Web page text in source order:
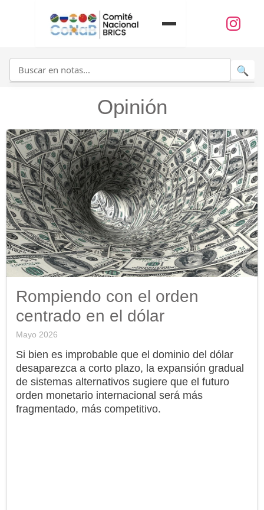
Opinión
Rompiendo con el orden
centrado en el dólar
Mayo 2026
Si bien es improbable que el dominio del dólar
desaparezca a corto plazo, la expansión gradual
de sistemas alternativos sugiere que el futuro
orden monetario internacional será más
fragmentado, más competitivo.